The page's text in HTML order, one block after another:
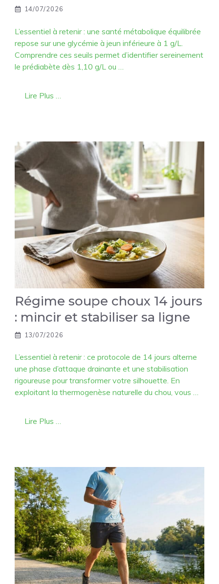
14/07/2026
L’essentiel à retenir : une santé métabolique équilibrée
repose sur une glycémie à jeun inférieure à 1 g/L.
Comprendre ces seuils permet d’identifier sereinement
le prédiabète dès 1,10 g/L ou …
Lire Plus …
Régime soupe choux 14 jours
: mincir et stabiliser sa ligne
13/07/2026
L’essentiel à retenir : ce protocole de 14 jours alterne
une phase d’attaque drainante et une stabilisation
rigoureuse pour transformer votre silhouette. En
exploitant la thermogenèse naturelle du chou, vous …
Lire Plus …